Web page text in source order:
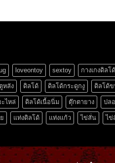
loveontoy sextoy กางเกงดิลโด้
หลัง ดิลโด้ ดิลโด้กระดูกงู ดิลโด้ข
ไหล่ ดิลโด้เนื้อนิ่ม ตุ๊กตายาง ปล
แท่งดิลโด้ แท่งแก้ว ไข่สั่น ไข่